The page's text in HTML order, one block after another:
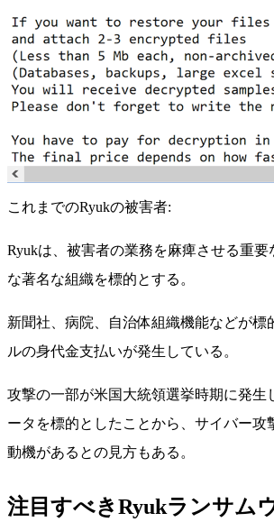
これまでのRyukの被害者:
Ryukは、被害者の業務を麻痺させる重
な著名な組織を標的とする。
新聞社、病院、自治体組織機能などが標
ルの身代金支払いが発生している。
攻撃の一部が米国大統領選挙時期に発生
ータを標的としたことから、サイバー攻
動機があるとの見方もある。
注目すべきRyukランサム